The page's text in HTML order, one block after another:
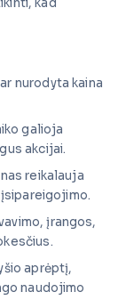
kad
nurodyta kaina
galioja
akcijai.
reikalauja
įrangos,
aprėptį,
naudojimo